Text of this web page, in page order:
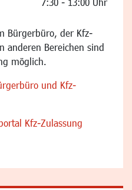
Bürgerbüro, der Kfz-
anderen Bereichen sind
möglich.
und Kfz-
Kfz-Zulassung